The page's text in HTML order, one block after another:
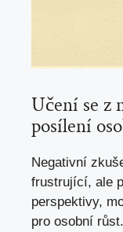
Učení se z
posílení
Negativní
frustrující, ale
perspektivy,
pro osobní